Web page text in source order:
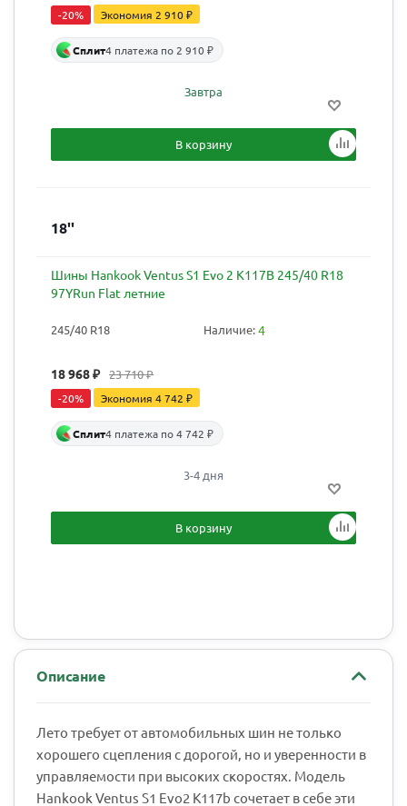
-20% Экономия 2 910₽
Сплит4 платежа по 2 910 ₽
Завтра
В корзину
18''
Шины Hankook Ventus S1 Evo 2 K117B 245/40 R18
97YRun Flat летние
245/40 R18 Наличие:4
18 968₽ 23 710₽
-20% Экономия 4 742 ₽
Сплит4 платежа по 4 742 ₽
3-4 дня
В корзину
Описание
Лето требует от автомобильных шин не только
хорошего сцепления с дорогой, но и уверенности в
управляемости при высоких скоростях. Модель
Hankook Ventus S1 Evo2 K117b сочетает в себе эти